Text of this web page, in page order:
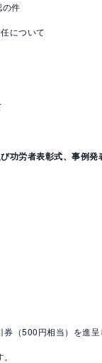
件
について
功労者表彰式、事例
500円相当）を進呈